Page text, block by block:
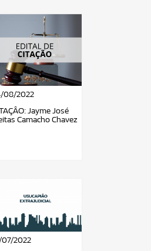
08/2022
Jayme José
Camacho Chavez
07/2022